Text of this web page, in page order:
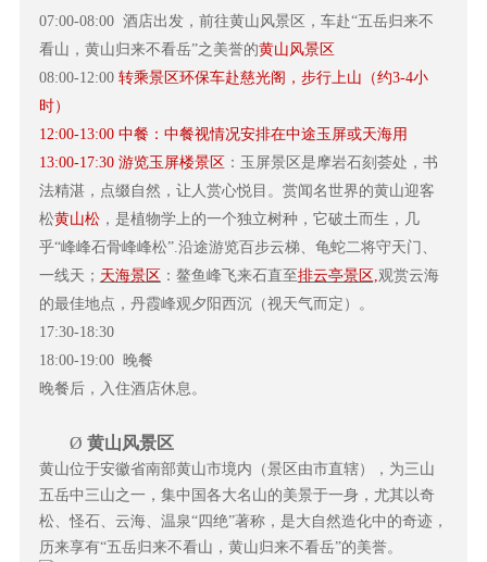
07:00-08:00 酒店出发，前往黄山风景区，车赴“五岳归来不
看山，黄山归来不看岳”之美誉的黄山风景区
08:00-12:00 转乘景区环保车赴慈光阁，步行上山（约3-4小
时）
12:00-13:00 中餐：中餐视情况安排在中途玉屏或天海用
13:00-17:30 游览玉屏楼景区：玉屏景区是摩岩石刻荟处，书
法精湛，点缀自然，让人赏心悦目。赏闻名世界的黄山迎客
松黄山松，是植物学上的一个独立树种，它破土而生，几
乎“峰峰石骨峰峰松”.沿途游览百步云梯、龟蛇二将守天门、
一线天； 天海景区：鳌鱼峰飞来石直至排云亭景区,观赏云海
的最佳地点，丹霞峰观夕阳西沉（视天气而定）。
17:30-18:30
18:00-19:00 晚餐
晚餐后，入住酒店休息。
Ø 黄山风景区
黄山位于安徽省南部黄山市境内（景区由市直辖），为三山
五岳中三山之一，集中国各大名山的美景于一身，尤其以奇
松、怪石、云海、温泉“四绝”著称，是大自然造化中的奇迹，
历来享有“五岳归来不看山，黄山归来不看岳”的美誉。